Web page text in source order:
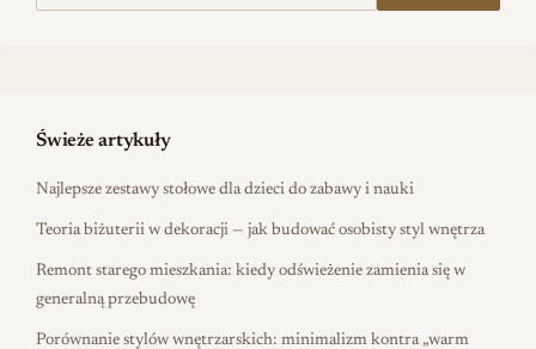
Świeże artykuły
Najlepsze zestawy stołowe dla dzieci do zabawy i nauki
Teoria biżuterii w dekoracji — jak budować osobisty styl wnętrza
Remont starego mieszkania: kiedy odświeżenie zamienia się w
generalną przebudowę
Porównanie stylów wnętrzarskich: minimalizm kontra „warm